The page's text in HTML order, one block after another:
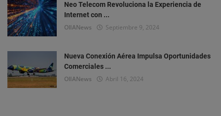
Neo Telecom Revoluciona la Experiencia de
Internet con ...
OlIANews Septiembre 9, 2024
Nueva Conexión Aérea Impulsa Oportunidades
Comerciales ...
OlIANews Abril 16, 2024